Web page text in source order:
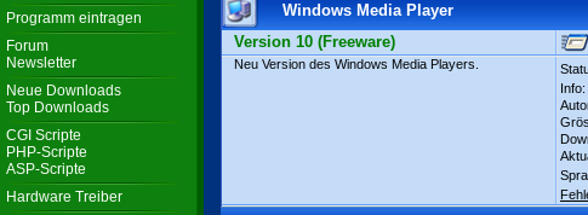
Programm eintragen
Forum
Newsletter
Neue Downloads
Top Downloads
CGI Scripte
PHP-Scripte
ASP-Scripte
Hardware Treiber
Windows Media Player
Version 10 (Freeware)
Neu Version des Windows Media Players.
Info: